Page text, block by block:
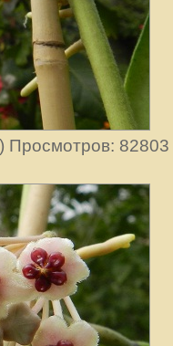
Просмотров: 82803